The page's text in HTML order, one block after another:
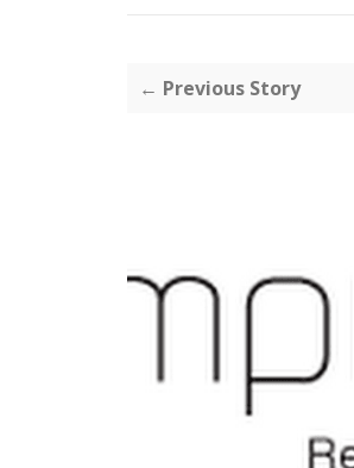
← Previous Story